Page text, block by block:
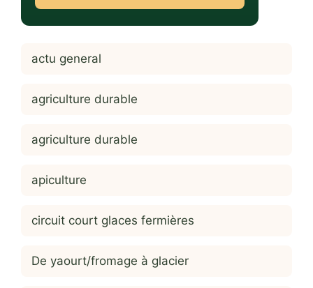
actu general
agriculture durable
agriculture durable
apiculture
circuit court glaces fermières
De yaourt/fromage à glacier